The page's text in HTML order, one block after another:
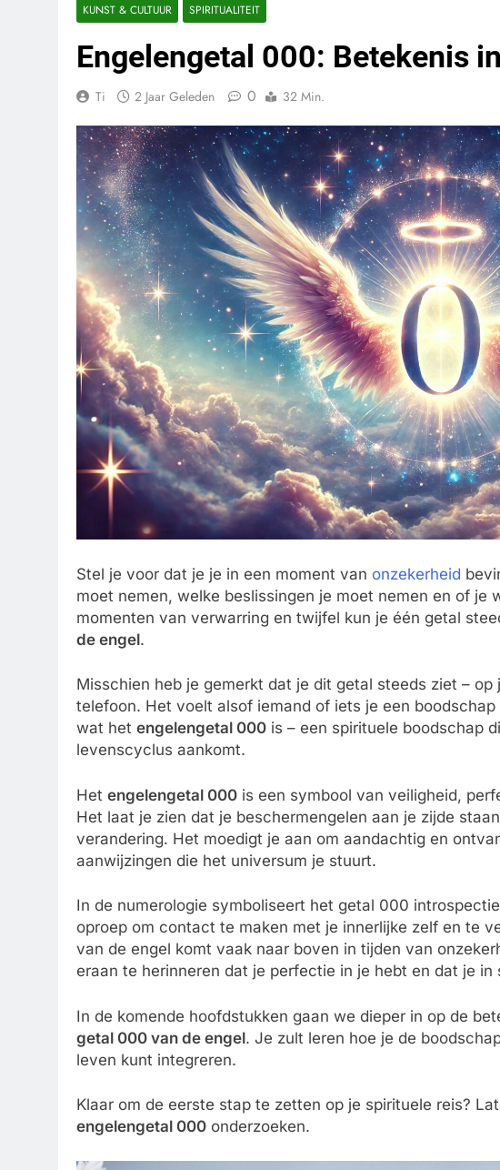
KUNST & CULTUUR SPIRITUALITEIT
Engelengetal 000: Betekenis
Ti 2 Jaar Geleden 0 32 Min.
Stel je voor dat je je in een moment van onzekerheid
moet nemen, welke beslissingen je moet nemen en of je
momenten van verwarring en twijfel kun je één getal
de engel.
Misschien heb je gemerkt dat je dit getal steeds ziet –
telefoon. Het voelt alsof iemand of iets je een
wat het engelengetal 000 is – een spirituele boodschap
levenscyclus aankomt.
Het engelengetal 000 is een symbool van veiligheid,
Het laat je zien dat je beschermengelen aan je zijde
verandering. Het moedigt je aan om aandachtig en
aanwijzingen die het universum je stuurt.
In de numerologie symboliseert het getal 000
oproep om contact te maken met je innerlijke zelf en te
van de engel komt vaak naar boven in tijden van
eraan te herinneren dat je perfectie in je hebt en dat je
In de komende hoofdstukken gaan we dieper in op de
getal 000 van de engel. Je zult leren hoe je de
leven kunt integreren.
Klaar om de eerste stap te zetten op je spirituele reis?
engelengetal 000 onderzoeken.